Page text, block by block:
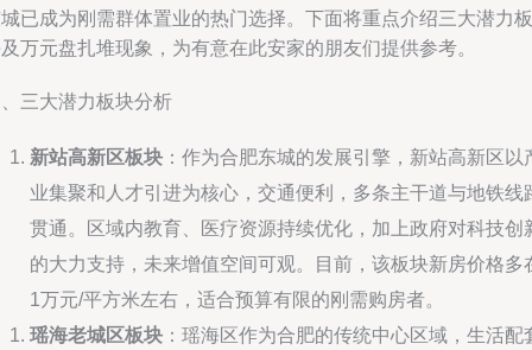
已成为刚需群体置业的热门选择。下面将重点介绍三大潜力板
万元盘扎堆现象，为有意在此安家的朋友们提供参考。
三大潜力板块分析
新站高新区板块 ：作为合肥东城的发展引擎，新站高新区以
业集聚和人才引进为核心，交通便利，多条主干道与地铁线
贯通。区域内教育、医疗资源持续优化，加上政府对科技创
的大力支持，未来增值空间可观。目前，该板块新房价格多
1万元/平方米左右，适合预算有限的刚需购房者。
瑶海老城区板块 ：瑶海区作为合肥的传统中心区域，生活配